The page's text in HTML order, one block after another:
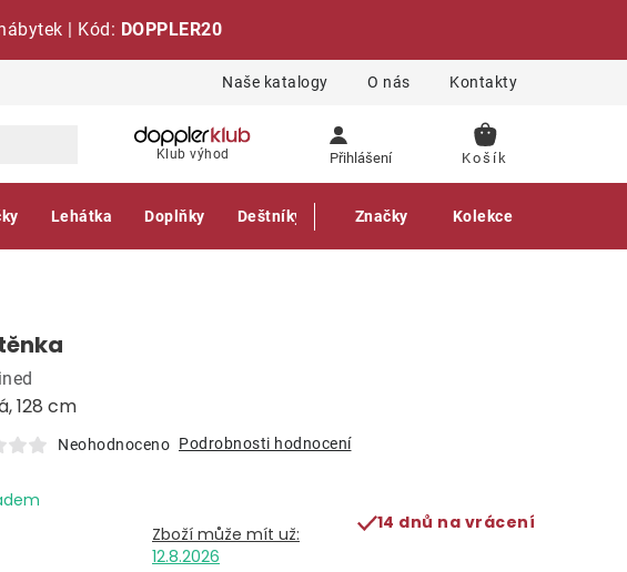
| Kód: DOPPLER20
Naše katalogy O nás Kontakty
Klub výhod Přihlášení
NÁKUPNÍ
Lehátka Doplňky Deštníky Gastro produkty
Značky Kolekce
128 cm
Neohodnoceno Podrobnosti hodnocení
12.8.2026
14 dnů na vrácení